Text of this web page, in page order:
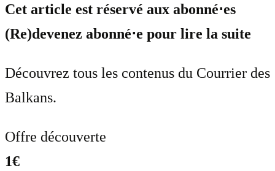
Cet article est réservé aux abonné⋅es
(Re)devenez abonné⋅e pour lire la suite
Découvrez tous les contenus du Courrier des
Balkans.
Offre découverte
1€